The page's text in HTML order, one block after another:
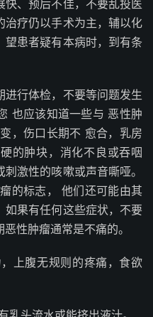
、预后不佳，不要乱投医
治疗仍以手术为主，辅以化
患者疑有本病时，到有条
行体检，不要等问题发生
也应该知道一些与 恶性肿
，伤口长期不 愈合，乳房
的肿块，消化不良或吞咽
激性的咳嗽或声音嘶哑。
的标志， 他们还可能由其
如果有任何这些症状，不要
性肿瘤通常是不痛的。
腹无规则的疼痛，食欲